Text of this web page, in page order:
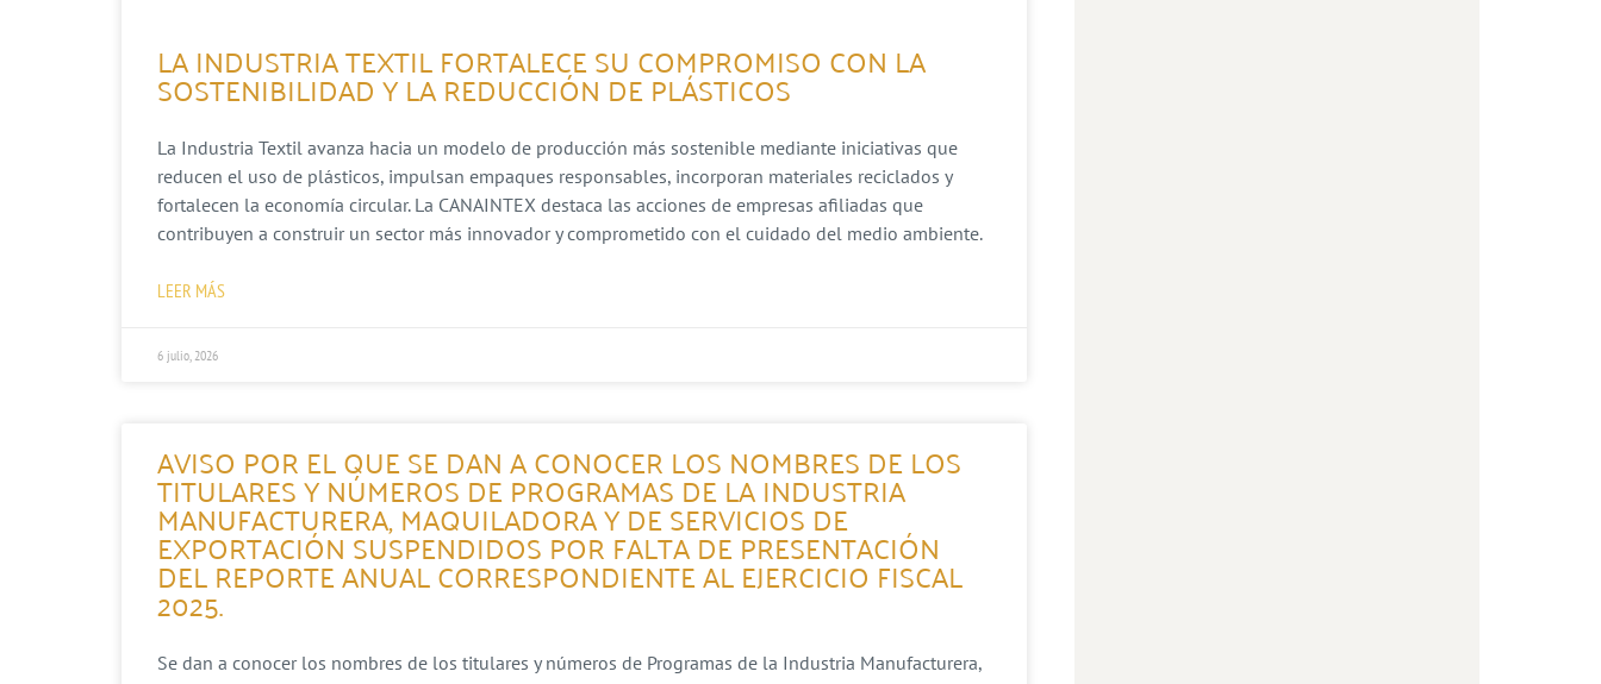
LA INDUSTRIA TEXTIL FORTALECE SU COMPROMISO CON LA
SOSTENIBILIDAD Y LA REDUCCIÓN DE PLÁSTICOS
La Industria Textil avanza hacia un modelo de producción más sostenible mediante iniciativas que
reducen el uso de plásticos, impulsan empaques responsables, incorporan materiales reciclados y
fortalecen la economía circular. La CANAINTEX destaca las acciones de empresas afiliadas que
contribuyen a construir un sector más innovador y comprometido con el cuidado del medio ambiente.
LEER MÁS
6 julio, 2026
AVISO POR EL QUE SE DAN A CONOCER LOS NOMBRES DE LOS
TITULARES Y NÚMEROS DE PROGRAMAS DE LA INDUSTRIA
MANUFACTURERA, MAQUILADORA Y DE SERVICIOS DE
EXPORTACIÓN SUSPENDIDOS POR FALTA DE PRESENTACIÓN
DEL REPORTE ANUAL CORRESPONDIENTE AL EJERCICIO FISCAL
2025.
Se dan a conocer los nombres de los titulares y números de Programas de la Industria Manufacturera,